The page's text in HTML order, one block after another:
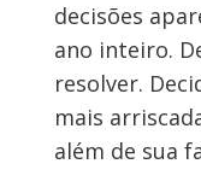
decisões
ano inteiro.
resolver.
mais
além de sua